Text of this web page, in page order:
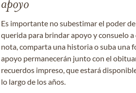
apoyo
Es importante no subestimar el poder
querida para brindar apoyo y consuelo
nota, comparta una historia o suba una
apoyo permanecerán junto con el
recuerdos impreso, que estará
lo largo de los años.